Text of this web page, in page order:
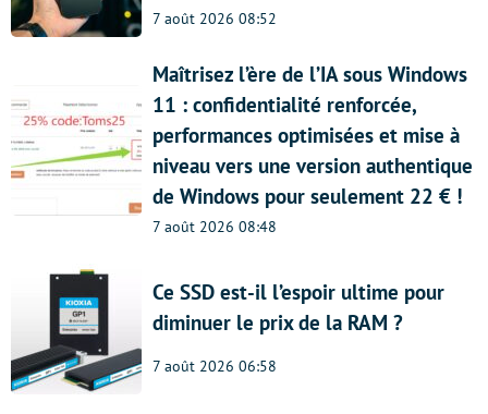
7 août 2026 08:52
Maîtrisez l’ère de l’IA sous Windows
11 : confidentialité renforcée,
performances optimisées et mise à
niveau vers une version authentique
de Windows pour seulement 22 € !
7 août 2026 08:48
Ce SSD est-il l’espoir ultime pour
diminuer le prix de la RAM ?
7 août 2026 06:58